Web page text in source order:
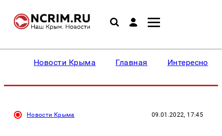
Новости Крыма Главная Интересное
Новости Крыма 09.01.2022, 17:45